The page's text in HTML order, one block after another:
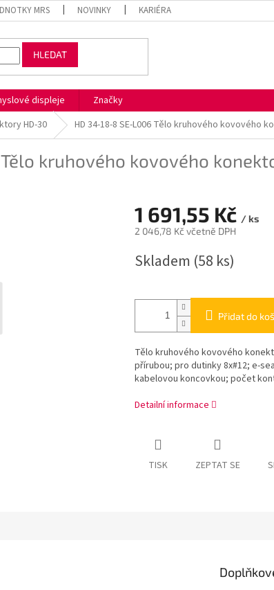
MRS NOVINKY KARIÉRA
HLEDAT
displeje
Značky
HD-30 HD 34-18-8 SE-L006 Tělo kruhového kovového
Tělo kruhového kovového
1 691,55 Kč / ks
2 046,78 Kč včetně DPH
cena:
Skladem (58 ks)
Přidat do
Tělo kruhového kovového
přírubou; pro dutinky 8x#12; e-
kabelovou koncovkou; počet
Detailní informace
TISK ZEPTAT SE